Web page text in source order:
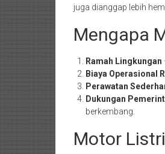
juga dianggap lebih
Mengapa
Ramah Lingkungan
Biaya Operasional
Perawatan
Dukungan
berkembang.
Motor